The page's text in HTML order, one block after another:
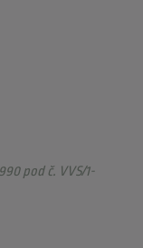
pod č. VVS/1-